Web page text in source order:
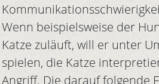
Wenn beispielsweise der
Katze zuläuft, will er unter
spielen, die Katze
Angriff. Die darauf folgende